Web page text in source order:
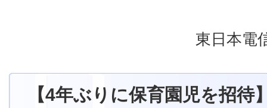
東日本電
【4年ぶりに保育園児を招待